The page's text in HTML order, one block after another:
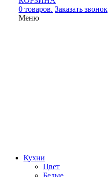
0 товаров. Заказать звонок
Меню
Кухни
Цвет
Белые